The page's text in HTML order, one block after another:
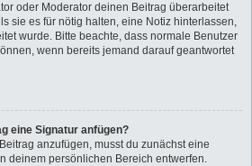
oder Moderator deinen Beitrag überarbeitet
sie es für nötig halten, eine Notiz hinterlassen,
wurde. Bitte beachte, dass normale Benutzer
wenn bereits jemand darauf geantwortet
eine Signatur anfügen?
anzufügen, musst du zunächst eine
deinem persönlichen Bereich entwerfen.